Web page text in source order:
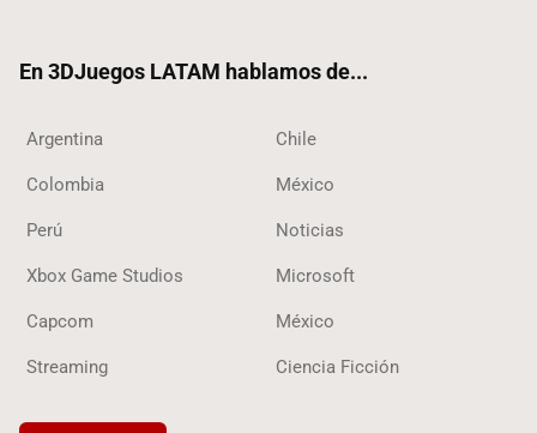
En 3DJuegos LATAM hablamos de...
Argentina Chile
Colombia México
Perú Noticias
Xbox Game Studios Microsoft
Capcom México
Streaming Ciencia Ficción